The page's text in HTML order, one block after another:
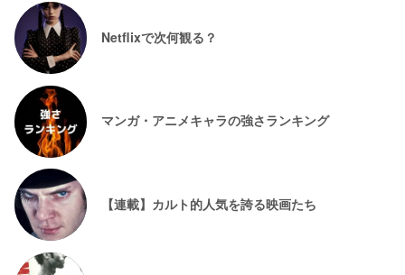
Netflixで次何観る？
マンガ・アニメキャラの強さランキング
【連載】カルト的人気を誇る映画たち